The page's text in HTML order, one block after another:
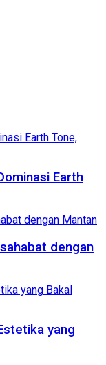
Earth
dengan
yang